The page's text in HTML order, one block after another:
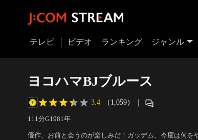
テレビ ビデオ ランキング ジャンル
ヨコハマBJブルース
3.4 （1,059） ｜
111分G1981年
優作、お前と会うのが楽しみだ！ガッデム、今度は何を